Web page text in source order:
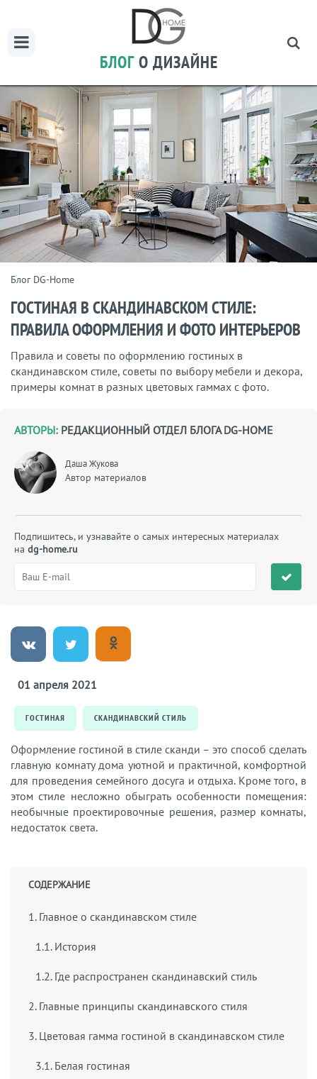
БЛОГ О ДИЗАЙНЕ
Блог DG-Home
ГОСТИНАЯ В СКАНДИНАВСКОМ СТИЛЕ:
ПРАВИЛА ОФОРМЛЕНИЯ И ФОТО ИНТЕРЬЕРОВ
Правила и советы по оформлению гостиных в
скандинавском стиле, советы по выбору мебели и декора,
примеры комнат в разных цветовых гаммах с фото.
АВТОРЫ: РЕДАКЦИОННЫЙ ОТДЕЛ БЛОГА DG-HOME
Даша Жукова
Автор материалов
Подпишитесь, и узнавайте о самых интересных материалах
на dg-home.ru
01 апреля 2021
ГОСТИНАЯ СКАНДИНАВСКИЙ СТИЛЬ
Оформление гостиной в стиле сканди – это способ сделать
главную комнату дома уютной и практичной, комфортной
для проведения семейного досуга и отдыха. Кроме того, в
этом стиле несложно обыграть особенности помещения:
необычные проектировочные решения, размер комнаты,
недостаток света.
СОДЕРЖАНИЕ
1. Главное о скандинавском стиле
1.1. История
1.2. Где распространен скандинавский стиль
2. Главные принципы скандинавского стиля
3. Цветовая гамма гостиной в скандинавском стиле
3.1. Белая гостиная